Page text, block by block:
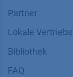
Partner
Lokale
Bibliothek
FAQ